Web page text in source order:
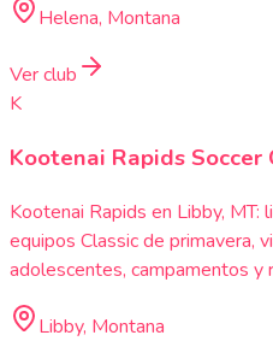
Helena, Montana
Ver club
K
Kootenai Rapids Soccer
Kootenai Rapids en Libby,
equipos Classic de primavera,
adolescentes, campamentos y
Libby, Montana